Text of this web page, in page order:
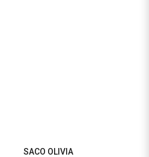
SACO OLIVIA